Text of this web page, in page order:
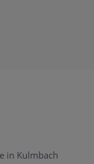
in Kulmbach